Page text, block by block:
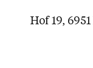
Hof 19,